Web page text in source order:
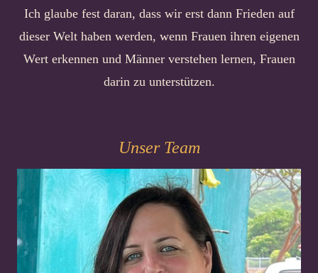
Ich glaube fest daran, dass wir erst dann Frieden auf
dieser Welt haben werden, wenn Frauen ihren eigenen
Wert erkennen und Männer verstehen lernen, Frauen
darin zu unterstützen.
Unser Team